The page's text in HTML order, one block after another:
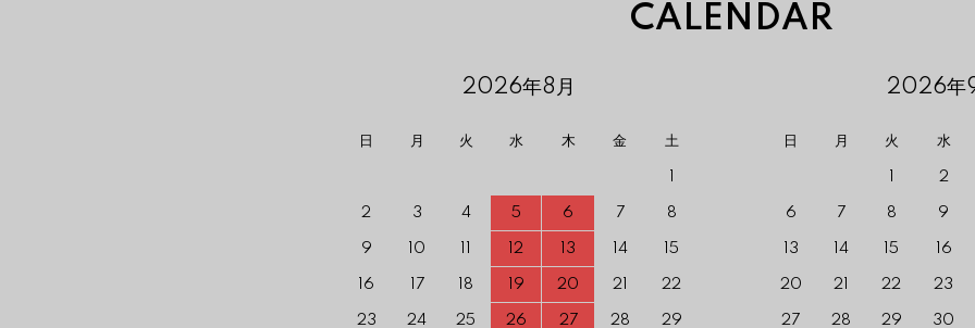
CALENDAR
2026年8月
日 月 火 水 木 金 土
2 3 4 5 6 7 8
9 10 12 13 14 15
16 17 18 19 20 21 22
23 24 25 26 27 28 29
2026年
日 月 火 水
2
6 7 8 9
13 14 15 16
20 21 22 23
27 28 29 30